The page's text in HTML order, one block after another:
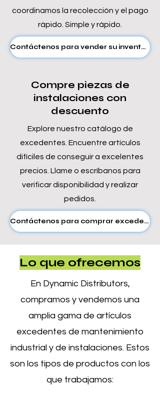
coordinamos la recolección y el pago
rápido. Simple y rápido.
Contáctenos para vender su inventario
Compre piezas de
instalaciones con
descuento
Explore nuestro catálogo de
excedentes. Encuentre artículos
difíciles de conseguir a excelentes
precios. Llame o escríbanos para
verificar disponibilidad y realizar
pedidos.
Contáctenos para comprar excedentes
Lo que ofrecemos
En Dynamic Distributors,
compramos y vendemos una
amplia gama de artículos
excedentes de mantenimiento
industrial y de instalaciones. Estos
son los tipos de productos con los
que trabajamos: